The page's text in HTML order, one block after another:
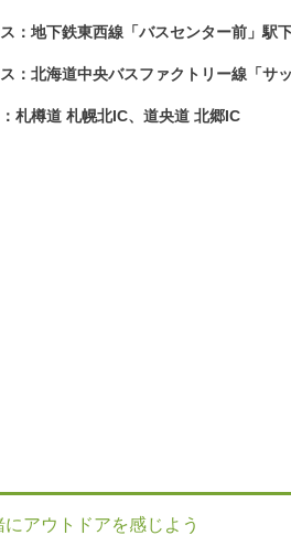
：地下鉄東西線「バスセンター前」駅
：北海道中央バスファクトリー線「サ
札樽道 札幌北IC、道央道 北郷IC
アウトドアを感じよう